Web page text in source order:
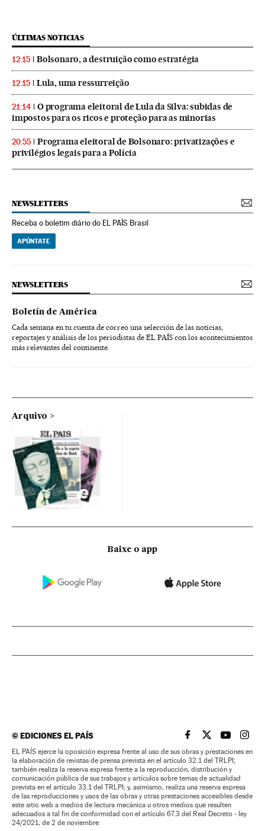
ÚLTIMAS NOTICIAS
12:15 Bolsonaro, a destruição como estratégia
12:15 Lula, uma ressurreição
21:14
O programa eleitoral de Lula da Silva: subidas de
impostos para os ricos e proteção para as minorias
20:55
Programa eleitoral de Bolsonaro: privatizações e
privilégios legais para a Polícia
NEWSLETTERS
Receba o boletim diário do EL PAÍS Brasil
APÚNTATE
NEWSLETTERS
Boletín de América
Cada semana en tu cuenta de correo una selección de las noticias,
reportajes y análisis de los periodistas de EL PAÍS con los acontecimientos
más relevantes del continente.
Arquivo
Baixe o app
©EDICIONES EL PAÍS EL PAÍS BRASIL EN
EL PAÍSEL PAÍS
EL
EL PAÍS ejerce la oposición expresa frente al uso de sus obras y prestaciones en
la elaboración de revistas de prensa prevista en el artículo 32.1 del TRLPI;
también realiza la reserva expresa frente a la reproducción, distribución y
comunicación pública de sus trabajos y artículos sobre temas de actualidad
prevista en el artículo 33.1 del TRLPI; y, asimismo, realiza una reserva expresa
de las reproducciones y usos de las obras y otras prestaciones accesibles desde
este sitio web a medios de lectura mecánica u otros medios que resulten
adecuados a tal fin de conformidad con el artículo 67.3 del Real Decreto - ley
24/2021, de 2 de noviembre